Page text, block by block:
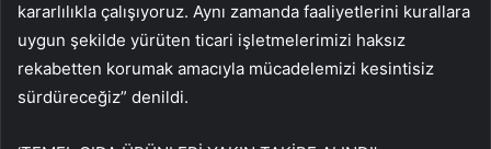
kararlılıkla çalışıyoruz. Aynı zamanda faaliyetlerini kurallara
uygun şekilde yürüten ticari işletmelerimizi haksız
rekabetten korumak amacıyla mücadelemizi kesintisiz
sürdüreceğiz” denildi.